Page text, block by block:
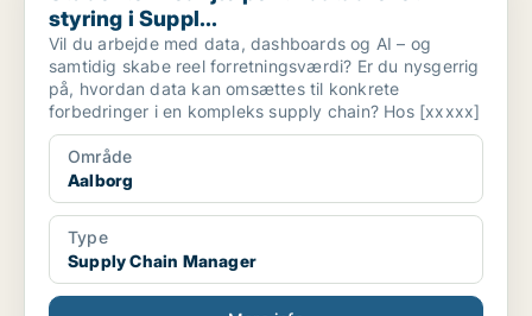
styring i Suppl...
Vil du arbejde med data, dashboards og AI – og
samtidig skabe reel forretningsværdi? Er du nysgerrig
på, hvordan data kan omsættes til konkrete
forbedringer i en kompleks supply chain? Hos [xxxxx]
Område
Aalborg
Type
Supply Chain Manager